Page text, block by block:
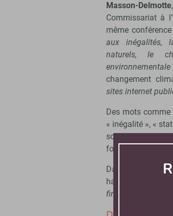
Masson-Delmotte
Commissariat à
même
aux inégalités,
naturels, le
changement
sites internet
Des mots
« inégalité », «
sont par ailleurs
foundation (NSF).
Dans une tribune
hautes études en
financés par la